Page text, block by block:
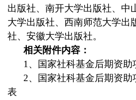
出版社、南开大学出版社、中
大学出版社、西南师范大学出
社、安徽大学出版社。
相关附件内容：
1 、
国家社科基金后期资助
2、
国家社科基金后期资
表